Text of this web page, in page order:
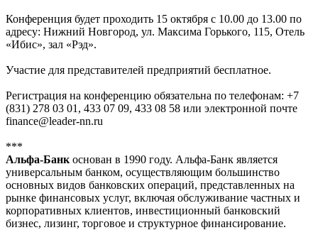
Конференция будет проходить 15 октября с 10.00 до 13.00 по
адресу: Нижний Новгород, ул. Максима Горького, 115, Отель
«Ибис», зал «Рэд».
Участие для представителей предприятий бесплатное.
Регистрация на конференцию обязательна по телефонам: +7
(831) 278 03 01, 433 07 09, 433 08 58 или электронной почте
finance@leader-nn.ru
***
Альфа-Банк основан в 1990 году. Альфа-Банк является
универсальным банком, осуществляющим большинство
основных видов банковских операций, представленных на
рынке финансовых услуг, включая обслуживание частных и
корпоративных клиентов, инвестиционный банковский
бизнес, лизинг, торговое и структурное финансирование.